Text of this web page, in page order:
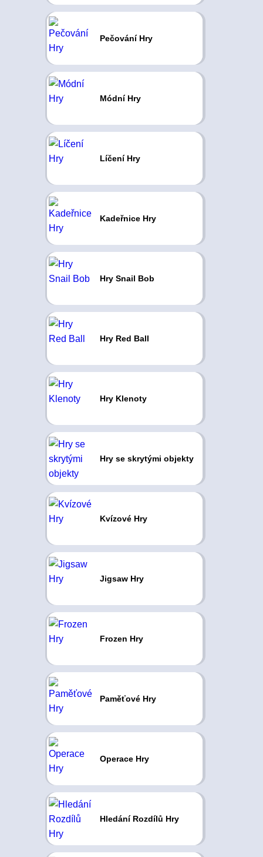
Pečování Hry
Módní Hry
Líčení Hry
Kadeřnice Hry
Hry Snail Bob
Hry Red Ball
Hry Klenoty
Hry se skrytými objekty
Kvízové Hry
Jigsaw Hry
Frozen Hry
Paměťové Hry
Operace Hry
Hledání Rozdílů Hry